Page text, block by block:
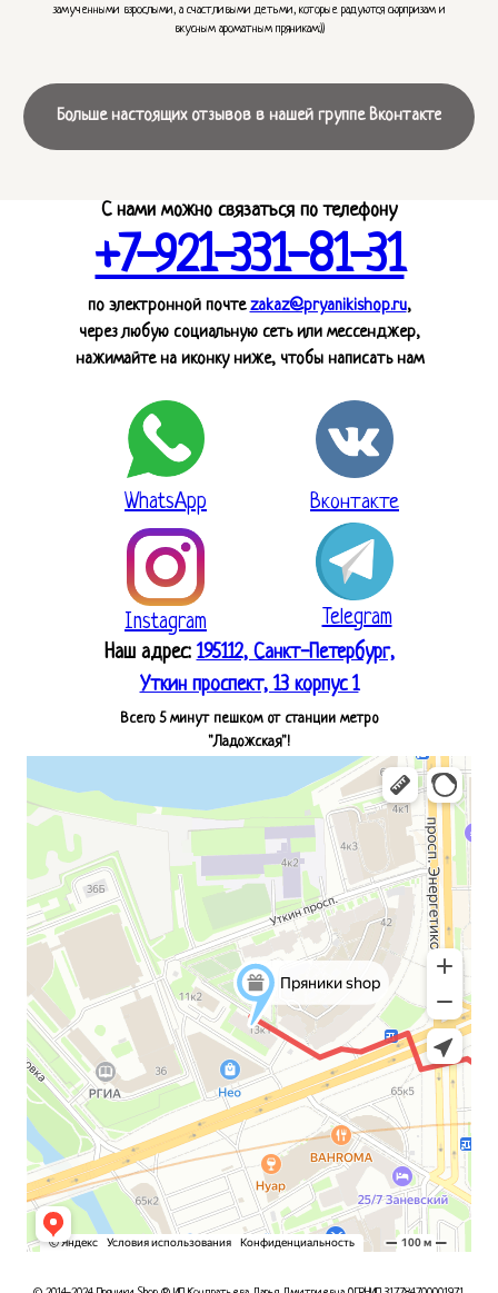
замученными взрослыми, а счастливыми детьми, которые радуются сюрпризам и
вкусным ароматным пряникам:))
Больше настоящих отзывов в нашей группе Вконтакте
+7-921-331-81-31
WhatsApp Вконтакте
Instagram Telegram
С нами можно связаться по телефону
по электронной почтеzakaz@pryanikishop.ru,
через любую социальную сеть или мессенджер,
нажимайте на иконку ниже, чтобы написать нам
Наш адрес: 195112, Санкт-Петербург,
Уткин проспект, 13 корпус 1
Всего 5 минут пешком от станции метро
"Ладожская"!